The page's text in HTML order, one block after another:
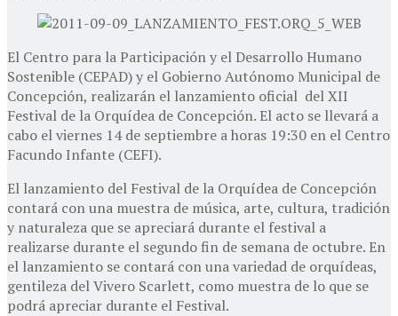
El Centro para la Participación y el Desarrollo Humano
Sostenible (CEPAD) y el Gobierno Autónomo Municipal de
Concepción, realizarán el lanzamiento oficial del XII
Festival de la Orquídea de Concepción. El acto se llevará a
cabo el viernes 14 de septiembre a horas 19:30 en el Centro
Facundo Infante (CEFI).
El lanzamiento del Festival de la Orquídea de Concepción
contará con una muestra de música, arte, cultura, tradición
y naturaleza que se apreciará durante el festival a
realizarse durante el segundo fin de semana de octubre. En
el lanzamiento se contará con una variedad de orquídeas,
gentileza del Vivero Scarlett, como muestra de lo que se
podrá apreciar durante el Festival.